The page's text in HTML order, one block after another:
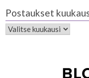
Postaukset